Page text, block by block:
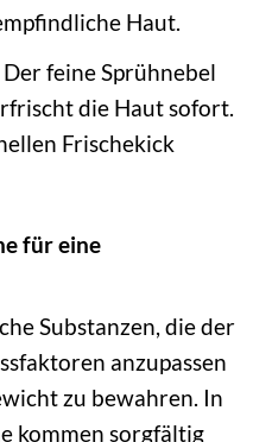
Haut.
Der feine Sprühnebel
die Haut sofort.
Frischekick
für eine
Substanzen, die der
anzupassen
zu bewahren. In
kommen sorgfältig